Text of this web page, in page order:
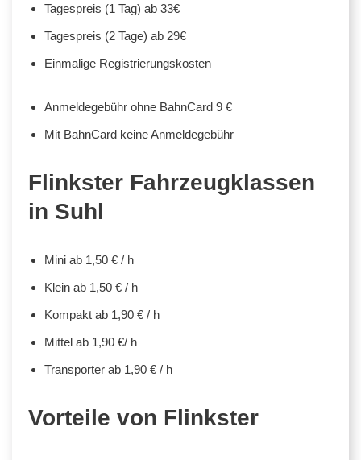
Tagespreis (1 Tag) ab 33€
Tagespreis (2 Tage) ab 29€
Einmalige Registrierungskosten
Anmeldegebühr ohne BahnCard 9 €
Mit BahnCard keine Anmeldegebühr
Flinkster Fahrzeugklassen
in Suhl
Mini ab 1,50 € / h
Klein ab 1,50 € / h
Kompakt ab 1,90 € / h
Mittel ab 1,90 €/ h
Transporter ab 1,90 € / h
Vorteile von Flinkster